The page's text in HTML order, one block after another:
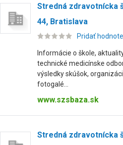
Stredná zdravotnícka
44, Bratislava
Pridať
Informácie o škole,
technické medicínske
výsledky skúšok,
fotogalé...
www.szsbaza.sk
Stredná zdravotnícka